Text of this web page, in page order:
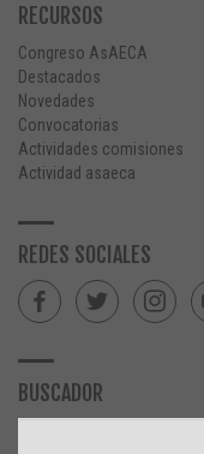
RECURSOS
Congreso AsAECA
Destacados
Novedades
Convocatorias
Actividades comisiones
Actividad asaeca
REDES SOCIALES
BUSCADOR